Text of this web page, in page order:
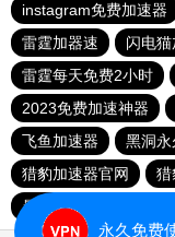
instagram免费加速器
雷霆加器速
闪电
雷霆每天免费2小时
2023免费加速神器
飞鱼加速器
黑洞永
猎豹加速器官网
猎
暴雪vp永久免费加速器
永久免费